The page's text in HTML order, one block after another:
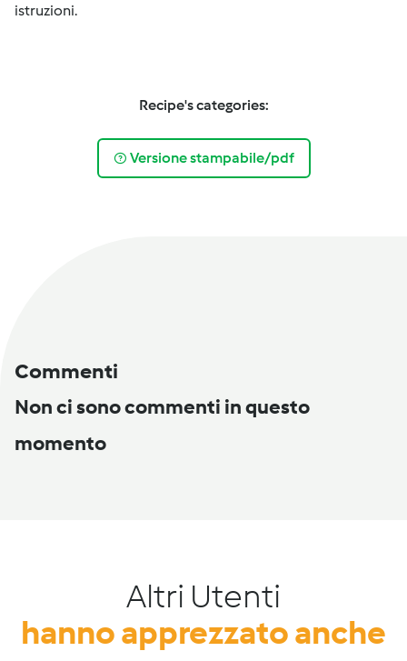
istruzioni.
Recipe's categories:
Versione stampabile/pdf
Commenti
Non ci sono commenti in questo
momento
Altri Utenti
hanno apprezzato anche